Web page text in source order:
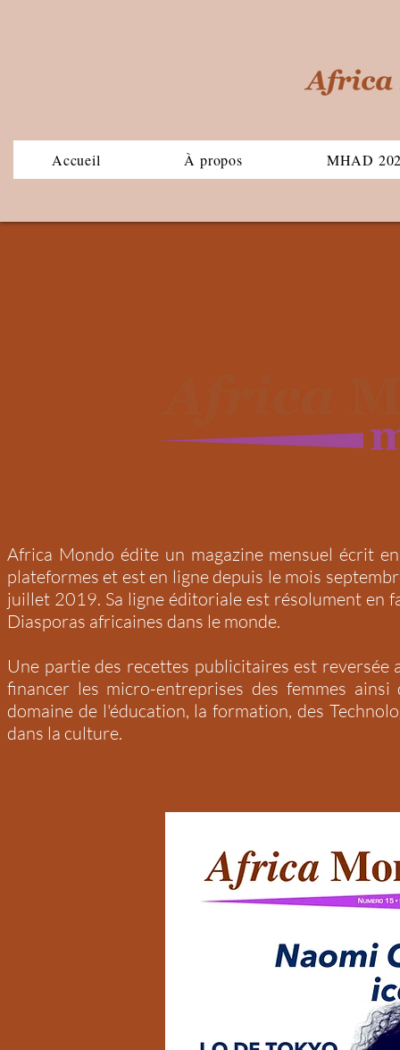
Accueil À propos MHAD
Africa Mondo édite un magazine mensuel écrit
plateformes et est en ligne depuis le mois
juillet 2019. Sa ligne éditoriale est résolument en
Diasporas africaines dans le monde.
Une partie des recettes publicitaires est
financer les micro-entreprises des femmes
domaine de l'éducation, la formation, des
dans la culture.